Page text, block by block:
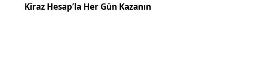
Kiraz Hesap’la Her Gün Kazanın